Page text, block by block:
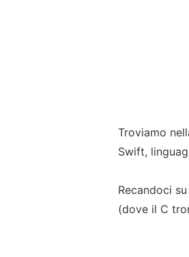
Troviamo
Swift,
Recandoci
(dove il C